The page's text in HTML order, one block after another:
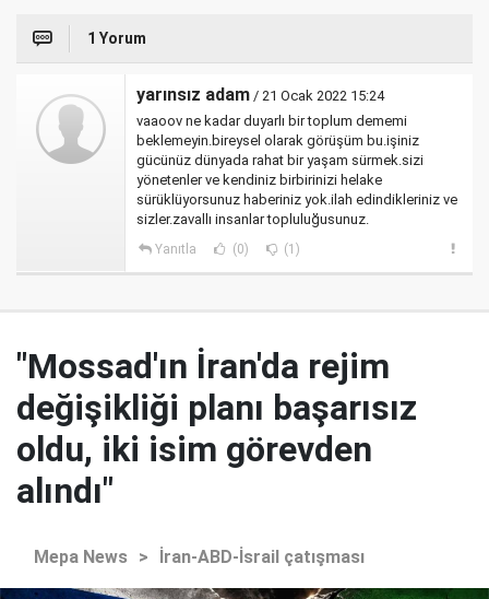
1 Yorum
yarınsız adam / 21 Ocak 2022 15:24
vaaoov ne kadar duyarlı bir toplum dememi
beklemeyin.bireysel olarak görüşüm bu.işiniz
gücünüz dünyada rahat bir yaşam sürmek.sizi
yönetenler ve kendiniz birbirinizi helake
sürüklüyorsunuz haberiniz yok.ilah edindikleriniz ve
sizler.zavallı insanlar topluluğusunuz.
Yanıtla (0) (1)
"Mossad'ın İran'da rejim
değişikliği planı başarısız
oldu, iki isim görevden
alındı"
Mepa News > İran-ABD-İsrail çatışması